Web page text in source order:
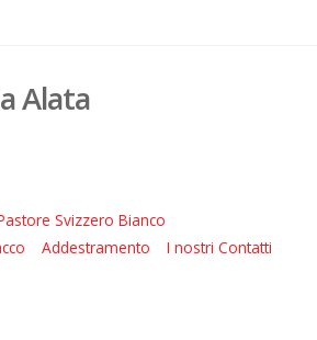
Alata
Svizzero Bianco
Addestramento
I nostri Contatti